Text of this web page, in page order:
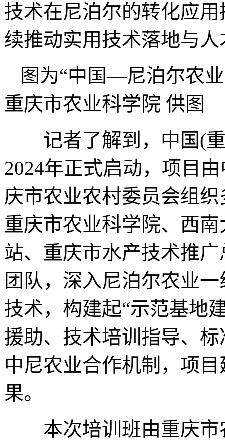
技术在尼泊尔的转化应
续推动实用技术落地与
图为“中国—尼泊尔农
重庆市农业科学院 供图
记者了解到，中国(重
2024年正式启动，项目
庆市农业农村委员会组
重庆市农业科学院、西
站、重庆市水产技术推
团队，深入尼泊尔农业
技术，构建起“示范基地
援助、技术培训指导、
中尼农业合作机制，项
果。
本次培训班由重庆市